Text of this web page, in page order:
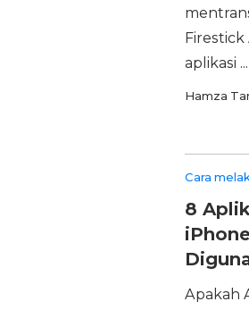
aplikasi ...
Hamza
Cara
8
Apakah